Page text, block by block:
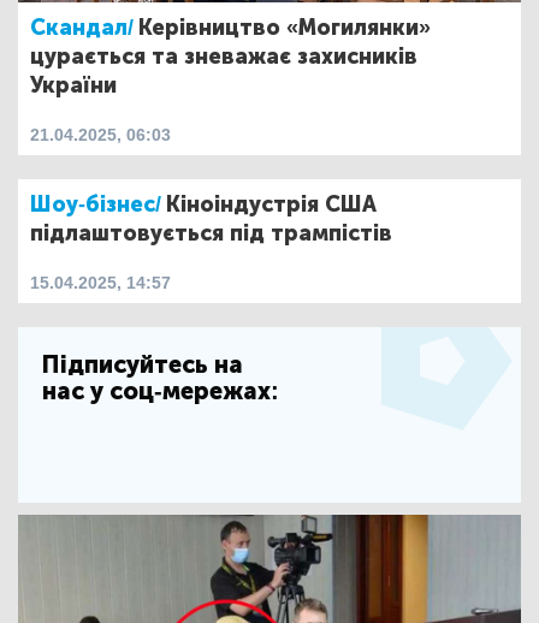
Скандал/ Керівництво «Могилянки»
цурається та зневажає захисників
України
21.04.2025, 06:03
Шоу-бізнес/ Кіноіндустрія США
підлаштовується під трампістів
15.04.2025, 14:57
Підписуйтесь на
нас у соц-мережах: